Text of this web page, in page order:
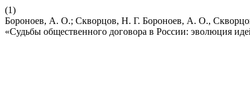
(1)
Бороноев, А. О.; Скворцов, Н. Г. Бороноев, А. О.,
«Судьбы общественного договора в России: эволюция